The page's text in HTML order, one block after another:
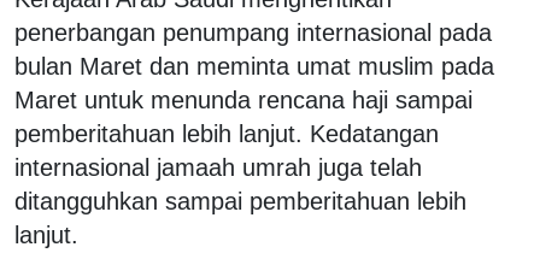
penerbangan penumpang internasional pada
bulan Maret dan meminta umat muslim pada
Maret untuk menunda rencana haji sampai
pemberitahuan lebih lanjut. Kedatangan
internasional jamaah umrah juga telah
ditangguhkan sampai pemberitahuan lebih
lanjut.